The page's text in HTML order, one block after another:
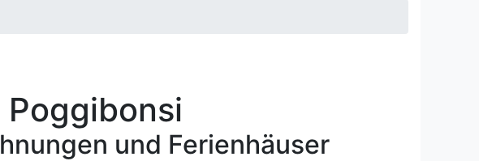
Poggibonsi
und Ferienhäuser